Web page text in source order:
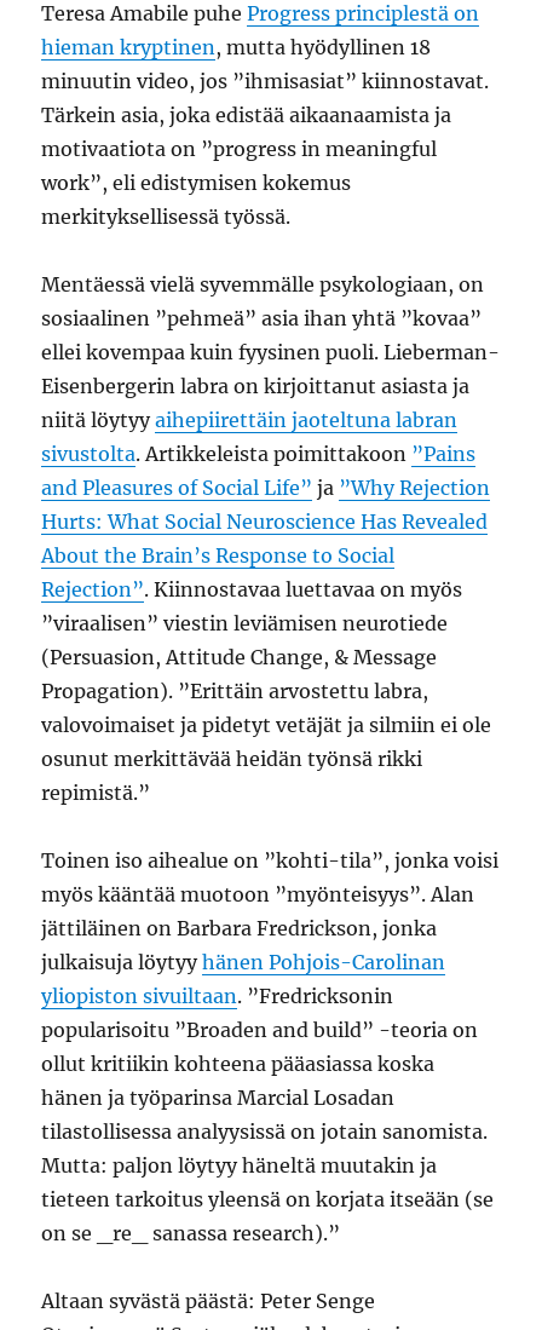
Teresa Amabile puheProgress principlestä on
hieman kryptinen, mutta hyödyllinen 18
minuutin video, jos ”ihmisasiat” kiinnostavat.
Tärkein asia, joka edistää aikaanaamista ja
motivaatiota on ”progress in meaningful
work”, eli edistymisen kokemus
merkityksellisessä työssä.
Mentäessä vielä syvemmälle psykologiaan, on
sosiaalinen ”pehmeä” asia ihan yhtä ”kovaa”
ellei kovempaa kuin fyysinen puoli. Lieberman-
Eisenbergerin labra on kirjoittanut asiasta ja
niitä löytyyaihepiirettäin jaoteltuna labran
sivustolta. Artikkeleista poimittakoon ”Pains
and Pleasures of Social Life” ja ”Why Rejection
Hurts: What Social Neuroscience Has Revealed
About the Brain’s Response to Social
Rejection”. Kiinnostavaa luettavaa on myös
”viraalisen” viestin leviämisen neurotiede
(Persuasion, Attitude Change, & Message
Propagation). ”Erittäin arvostettu labra,
valovoimaiset ja pidetyt vetäjät ja silmiin ei ole
osunut merkittävää heidän työnsä rikki
repimistä.”
Toinen iso aihealue on ”kohti-tila”, jonka voisi
myös kääntää muotoon ”myönteisyys”. Alan
jättiläinen on Barbara Fredrickson, jonka
julkaisuja löytyyhänen Pohjois-Carolinan
yliopiston sivuiltaan. ”Fredricksonin
popularisoitu ”Broaden and build” -teoria on
ollut kritiikin kohteena pääasiassa koska
hänen ja työparinsa Marcial Losadan
tilastollisessa analyysissä on jotain sanomista.
Mutta: paljon löytyy häneltä muutakin ja
tieteen tarkoitus yleensä on korjata itseään (se
on se _re_ sanassa research).”
Altaan syvästä päästä: Peter Senge